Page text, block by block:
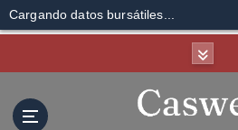
Cargando datos bursátiles...